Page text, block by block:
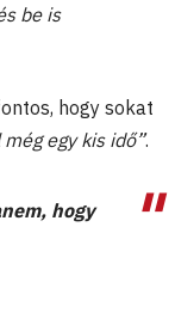
be is
hogy sokat
még egy kis idő”.
hogy